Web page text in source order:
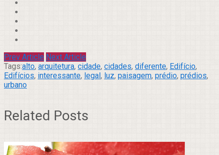
Prev Article Next Article
Tags:alto, arquitetura, cidade, cidades, diferente, Edifício,
Edifícios, interessante, legal, luz, paisagem, prédio, prédios,
urbano
Related Posts